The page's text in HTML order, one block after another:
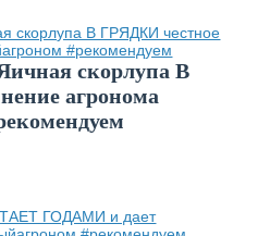
скорлупа В
агронома